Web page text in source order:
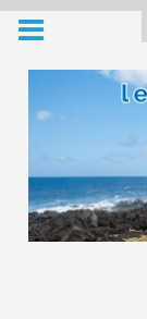
Skip
content